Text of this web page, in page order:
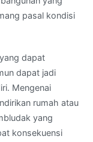
pasal kondisi
dapat
dapat jadi
Mengenai
rumah atau
yang
konsekuensi